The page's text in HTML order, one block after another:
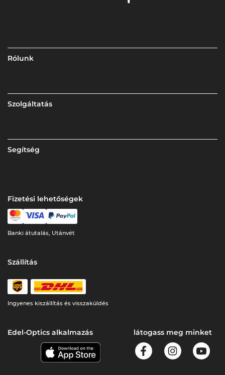
Rólunk
Szolgáltatás
Segítség
Fizetési lehetőségek
Banki átutalás, Utánvét
Szállítás
Ingyenes kiszállítás és visszaküldés
Edel-Optics alkalmazás látogass meg minket